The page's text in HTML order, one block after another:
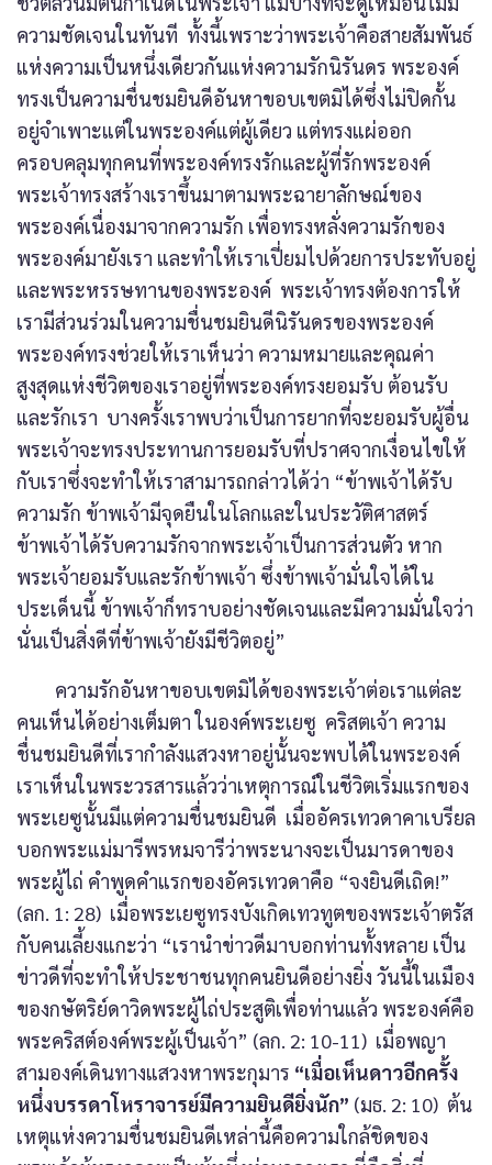
ความชัดเจนในทันที ทั้งนี้เพราะว่าพระเจ้าคือสายสัมพันธ์
แห่งความเป็นหนึ่งเดียวกันแห่งความรักนิรันดร พระองค์
ทรงเป็นความชื่นชมยินดีอันหาขอบเขตมิได้ซึ่งไม่ปิดกั้น
อยู่จำเพาะแต่ในพระองค์แต่ผู้เดียว แต่ทรงแผ่ออก
ครอบคลุมทุกคนที่พระองค์ทรงรักและผู้ที่รักพระองค์
พระเจ้าทรงสร้างเราขึ้นมาตามพระฉายาลักษณ์ของ
พระองค์เนื่องมาจากความรัก เพื่อทรงหลั่งความรักของ
พระองค์มายังเรา และทำให้เราเปี่ยมไปด้วยการประทับอยู่
และพระหรรษทานของพระองค์ พระเจ้าทรงต้องการให้
เรามีส่วนร่วมในความชื่นชมยินดีนิรันดรของพระองค์
พระองค์ทรงช่วยให้เราเห็นว่า ความหมายและคุณค่า
สูงสุดแห่งชีวิตของเราอยู่ที่พระองค์ทรงยอมรับ ต้อนรับ
และรักเรา บางครั้งเราพบว่าเป็นการยากที่จะยอมรับผู้อื่น
พระเจ้าจะทรงประทานการยอมรับที่ปราศจากเงื่อนไขให้
กับเราซึ่งจะทำให้เราสามารถกล่าวได้ว่า “ข้าพเจ้าได้รับ
ความรัก ข้าพเจ้ามีจุดยืนในโลกและในประวัติศาสตร์
ข้าพเจ้าได้รับความรักจากพระเจ้าเป็นการส่วนตัว หาก
พระเจ้ายอมรับและรักข้าพเจ้า ซึ่งข้าพเจ้ามั่นใจได้ใน
ประเด็นนี้ ข้าพเจ้าก็ทราบอย่างชัดเจนและมีความมั่นใจว่า
นั่นเป็นสิ่งดีที่ข้าพเจ้ายังมีชีวิตอยู่”
ความรักอันหาขอบเขตมิได้ของพระเจ้าต่อเราแต่ละ
คนเห็นได้อย่างเต็มตา ในองค์พระเยซู คริสตเจ้า ความ
ชื่นชมยินดีที่เรากำลังแสวงหาอยู่นั้นจะพบได้ในพระองค์
เราเห็นในพระวรสารแล้วว่าเหตุการณ์ในชีวิตเริ่มแรกของ
พระเยซูนั้นมีแต่ความชื่นชมยินดี เมื่ออัครเทวดาคาเบรียล
บอกพระแม่มารีพรหมจารีว่าพระนางจะเป็นมารดาของ
พระผู้ไถ่ คำพูดคำแรกของอัครเทวดาคือ “จงยินดีเถิด!”
(ลก. 1: 28) เมื่อพระเยซูทรงบังเกิดเทวทูตของพระเจ้าตรัส
กับคนเลี้ยงแกะว่า “เรานำข่าวดีมาบอกท่านทั้งหลาย เป็น
ข่าวดีที่จะทำให้ประชาชนทุกคนยินดีอย่างยิ่ง วันนี้ในเมือง
ของกษัตริย์ดาวิดพระผู้ไถ่ประสูติเพื่อท่านแล้ว พระองค์คือ
พระคริสต์องค์พระผู้เป็นเจ้า” (ลก. 2: 10-11) เมื่อพญา
สามองค์เดินทางแสวงหาพระกุมาร “เมื่อเห็นดาวอีกครั้ง
หนึ่งบรรดาโหราจารย์มีความยินดียิ่งนัก” (มธ. 2: 10) ต้น
เหตุแห่งความชื่นชมยินดีเหล่านี้คือความใกล้ชิดของ